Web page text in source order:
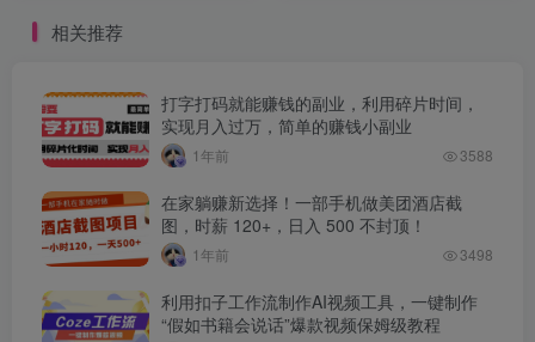
相关推荐
打字打码就能赚钱的副业，利用碎片时间，
实现月入过万，简单的赚钱小副业
1年前 3588
在家躺赚新选择！一部手机做美团酒店截
图，时薪 120+，日入 500 不封顶！
1年前 3498
利用扣子工作流制作AI视频工具，一键制作
“假如书籍会说话”爆款视频保姆级教程